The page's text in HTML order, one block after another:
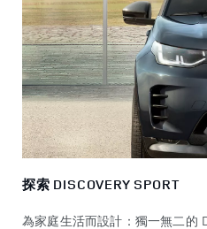
探索 DISCOVERY SPORT
為家庭生活而設計：獨一無二